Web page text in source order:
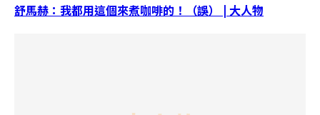
舒馬赫：我都用這個來煮咖啡的！（誤） | 大人物